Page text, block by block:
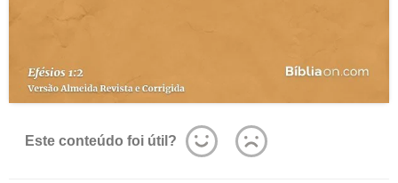
Este conteúdo foi útil?